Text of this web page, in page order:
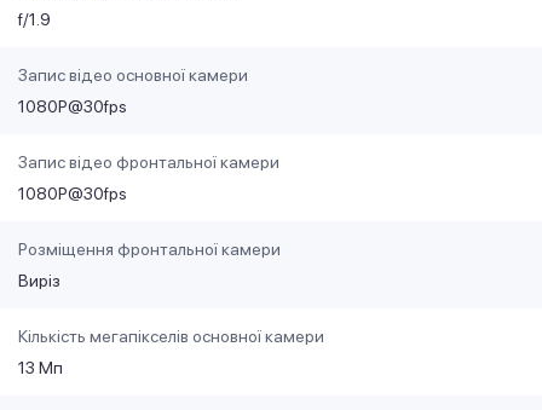
f/1.9
Запис відео основної камери
1080P@30fps
Запис відео фронтальної камери
1080P@30fps
Розміщення фронтальної камери
Виріз
Кількість мегапікселів основної камери
13 Мп